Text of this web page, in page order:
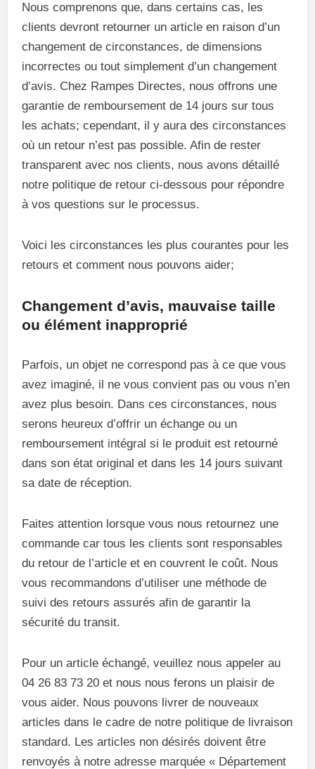
Nous comprenons que, dans certains cas, les
clients devront retourner un article en raison d’un
changement de circonstances, de dimensions
incorrectes ou tout simplement d’un changement
d’avis. Chez Rampes Directes, nous offrons une
garantie de remboursement de 14 jours sur tous
les achats; cependant, il y aura des circonstances
où un retour n’est pas possible. Afin de rester
transparent avec nos clients, nous avons détaillé
notre politique de retour ci-dessous pour répondre
à vos questions sur le processus.
Voici les circonstances les plus courantes pour les
retours et comment nous pouvons aider;
Changement d’avis, mauvaise taille
ou élément inapproprié
Parfois, un objet ne correspond pas à ce que vous
avez imaginé, il ne vous convient pas ou vous n’en
avez plus besoin. Dans ces circonstances, nous
serons heureux d’offrir un échange ou un
remboursement intégral si le produit est retourné
dans son état original et dans les 14 jours suivant
sa date de réception.
Faites attention lorsque vous nous retournez une
commande car tous les clients sont responsables
du retour de l’article et en couvrent le coût. Nous
vous recommandons d’utiliser une méthode de
suivi des retours assurés afin de garantir la
sécurité du transit.
Pour un article échangé, veuillez nous appeler au
04 26 83 73 20 et nous nous ferons un plaisir de
vous aider. Nous pouvons livrer de nouveaux
articles dans le cadre de notre politique de livraison
standard. Les articles non désirés doivent être
renvoyés à notre adresse marquée « Département